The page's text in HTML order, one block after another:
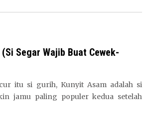
Segar Wajib Buat Cewek-
itu si gurih, Kunyit Asam adalah si
jamu paling populer kedua setelah